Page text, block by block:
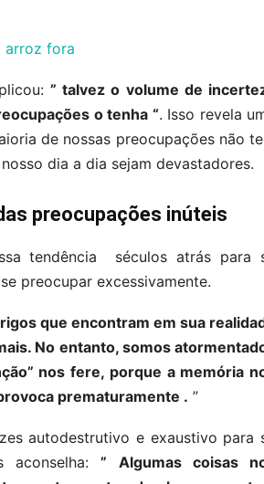
arroz fora
” talvez o volume de
o tenha “. Isso revela
de nossas preocupações não
dia a dia sejam devastadores.
preocupações inúteis
tendência séculos atrás para
preocupar excessivamente.
que encontram em sua
No entanto, somos
nos fere, porque a memória
prematuramente . ”
autodestrutivo e exaustivo para
aconselha:” Algumas coisas